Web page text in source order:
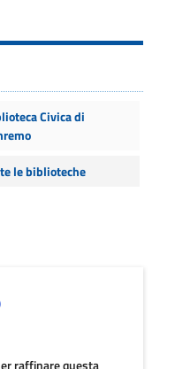
Civica di
le biblioteche
raffinare questa